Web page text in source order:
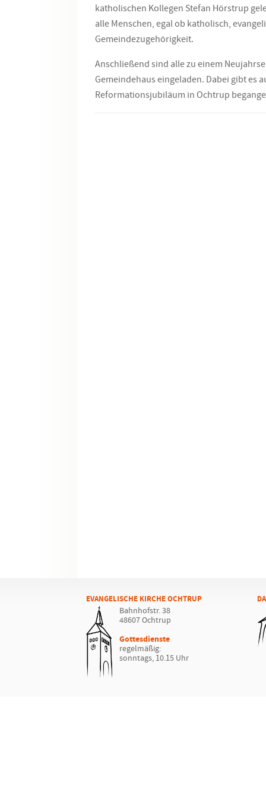
katholischen Kollegen Stefan Hörstrup
alle Menschen, egal ob katholisch,
Gemeindezugehörigkeit.
Anschließend sind alle zu einem
Gemeindehaus eingeladen. Dabei gibt es
Reformationsjubiläum in Ochtrup
EVANGELISCHE KIRCHE OCHTRUP
Bahnhofstr. 38
48607 Ochtrup
Gottesdienste
regelmäßig:
sonntags, 10.15 Uhr